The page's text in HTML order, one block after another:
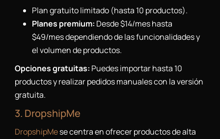
Plan gratuito limitado (hasta 10 productos).
Planes premium: Desde $14/mes hasta
$49/mes dependiendo de las funcionalidades y
el volumen de productos.
Opciones gratuitas: Puedes importar hasta 10
productos y realizar pedidos manuales con la versión
gratuita.
3. DropshipMe
DropshipMese centra en ofrecer productos de alta